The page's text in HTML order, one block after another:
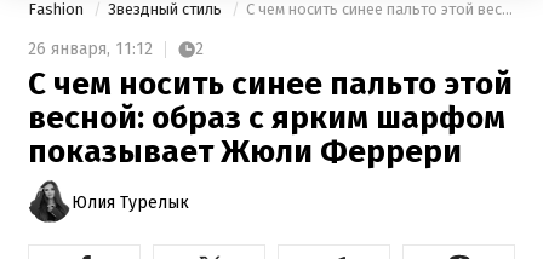
Fashion Звездный стиль С чем носить синее пальто этой весной: образ с ярким шарфом показывает Жюли Феррери
26 января, 11:12 2
С чем носить синее пальто этой
весной: образ с ярким шарфом
показывает Жюли Феррери
Юлия Турелык